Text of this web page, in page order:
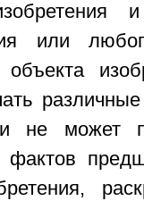
или
объекта
не может
фактов